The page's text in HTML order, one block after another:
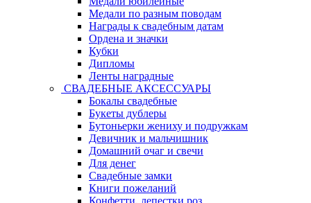
Медали по разным поводам
Награды к свадебным датам
Ордена и значки
Кубки
Дипломы
Ленты наградные
СВАДЕБНЫЕ АКСЕССУАРЫ
Бокалы свадебные
Букеты дублеры
Бутоньерки жениху и подружкам
Девичник и мальчишник
Домашний очаг и свечи
Для денег
Свадебные замки
Книги пожеланий
Конфетти, лепестки роз